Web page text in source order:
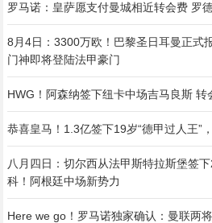
罗马诺：皇萨愿支付曼城相近转会费 罗
8月4日：3300万欧！巴黎圣日耳曼正式
门神即将登陆法甲豪门
HWG！阿森纳签下纽卡中场吉马良斯 转
恭喜皇马！1.3亿签下19岁“德甲过人王”
八月四日：切尔西从法甲斯特拉斯堡签
科！阿根廷中场新势力
Here we go！罗马诺独家确认：曼联两